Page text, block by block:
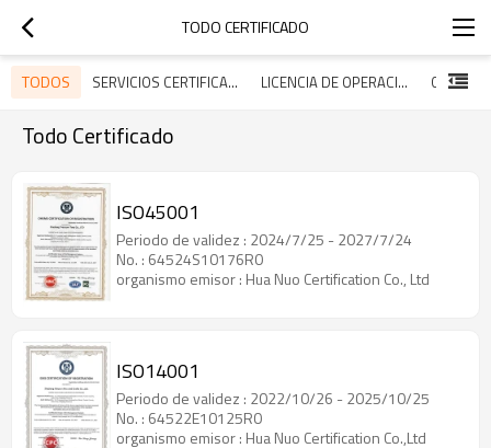
TODO CERTIFICADO
TODOS SERVICIOS CERTIFICADOS LICENCIA DE OPERACIÓN
Todo Certificado
ISO45001
Periodo de validez : 2024/7/25 - 2027/7/24
No. : 64524S10176R0
organismo emisor : Hua Nuo Certification Co., Ltd
ISO14001
Periodo de validez : 2022/10/26 - 2025/10/25
No. : 64522E10125R0
organismo emisor : Hua Nuo Certification Co.,Ltd